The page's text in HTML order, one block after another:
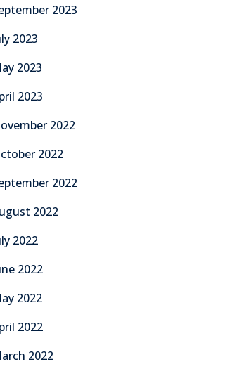
2023
2023
2023
2023
2022
2022
2022
2022
2022
2022
2022
2022
2022